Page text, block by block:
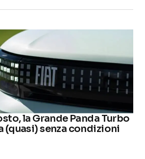
la Grande Panda Turbo
(quasi) senza condizioni